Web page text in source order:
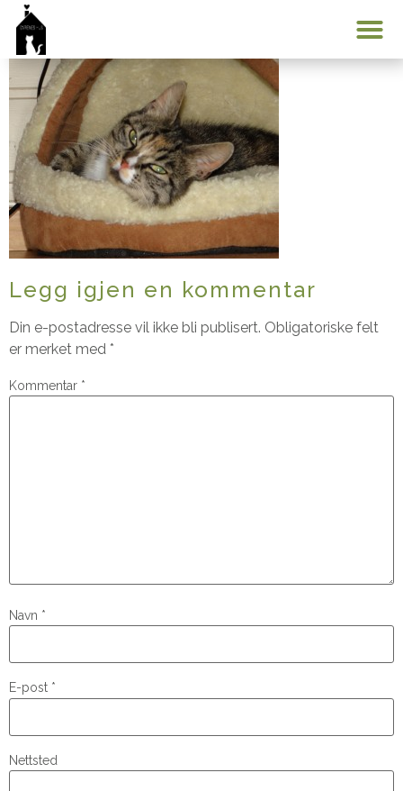
DSC00557
Legg igjen en kommentar
Din e-postadresse vil ikke bli publisert. Obligatoriske felt
er merket med *
Kommentar *
Navn *
E-post *
Nettsted